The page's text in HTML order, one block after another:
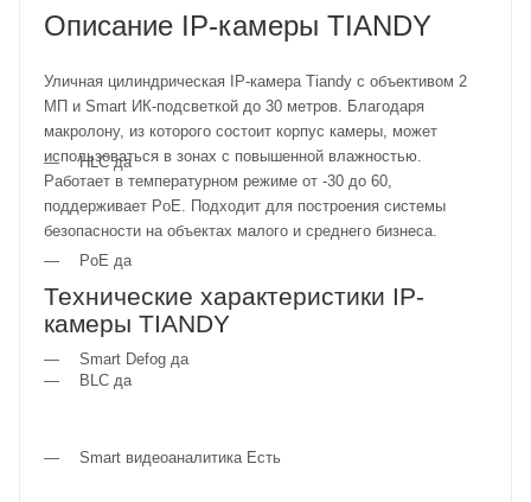
Описание IP-камеры TIANDY
Уличная цилиндрическая IP-камера Tiandy с объективом 2
МП и Smart ИК-подсветкой до 30 метров. Благодаря
макролону, из которого состоит корпус камеры, может
использоваться в зонах с повышенной влажностью.
Работает в температурном режиме от -30 до 60,
поддерживает PoE. Подходит для построения системы
безопасности на объектах малого и среднего бизнеса.
Технические характеристики IP-
камеры TIANDY
BLC да
HLC да
PoE да
Smart Defog да
Smart видеоаналитика Есть